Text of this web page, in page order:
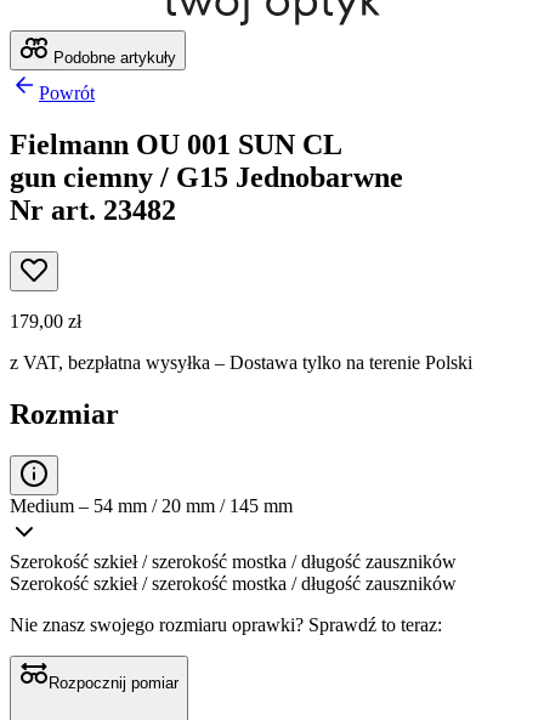
Podobne artykuły
Powrót
Fielmann OU 001 SUN CL
gun ciemny / G15 Jednobarwne
Nr art. 23482
179,00 zł
z VAT, bezpłatna wysyłka – Dostawa tylko na terenie Polski
Rozmiar
Medium – 54 mm / 20 mm / 145 mm
Szerokość szkieł / szerokość mostka / długość zauszników
Szerokość szkieł / szerokość mostka / długość zauszników
Nie znasz swojego rozmiaru oprawki? Sprawdź to teraz:
Rozpocznij pomiar